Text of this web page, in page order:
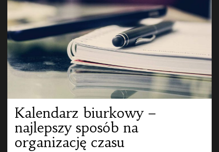
Kalendarz biurkowy –
najlepszy sposób na
organizację czasu